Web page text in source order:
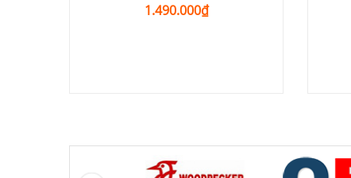
1.490.000₫